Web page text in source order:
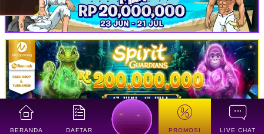
BERANDA DAFTAR PROMOSI LIVE CHAT